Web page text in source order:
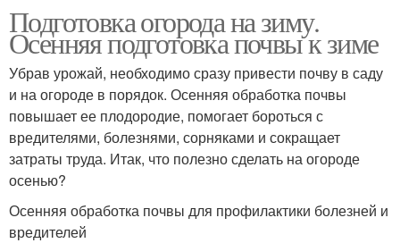
Подготовка огорода на зиму.
Осенняя подготовка почвы к зиме
Убрав урожай, необходимо сразу привести почву в саду
и на огороде в порядок. Осенняя обработка почвы
повышает ее плодородие, помогает бороться с
вредителями, болезнями, сорняками и сокращает
затраты труда. Итак, что полезно сделать на огороде
осенью?
Осенняя обработка почвы для профилактики болезней и
вредителей